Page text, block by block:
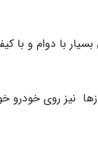
با دوام و با
نیز روی